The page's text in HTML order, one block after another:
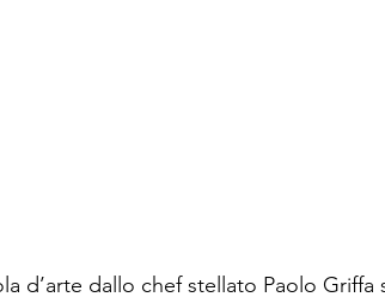
d’arte dallo chef stellato Paolo